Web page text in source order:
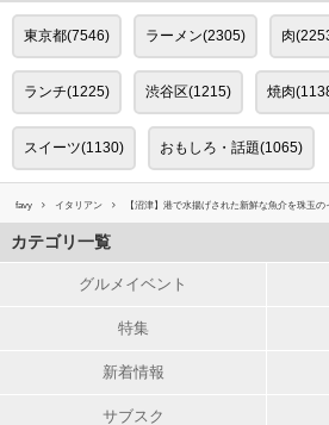
東京都(7546) ラーメン(2305) 肉
ランチ(1225) 渋谷区(1215) 焼肉
スイーツ(1130) おもしろ・話題(1065)
favy イタリアン 【沼津】港で水揚げされた新鮮な魚介を珠玉
カテゴリ一覧
グルメイベント
特集
新着情報
サブスク